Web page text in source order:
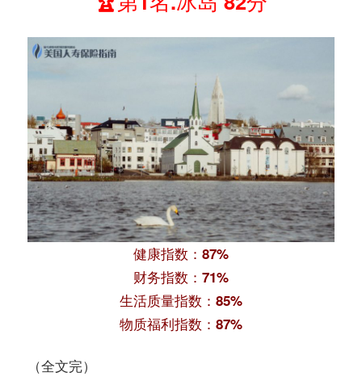
健康指数：87%
财务指数：71%
生活质量指数：85%
物质福利指数：87%
（全文完）